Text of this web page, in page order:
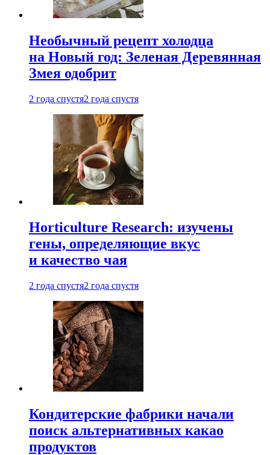
Необычный рецепт холодца
на Новый год: Зеленая Деревянная
Змея одобрит
2 года спустя2 года спустя
Horticulture Research: изучены
гены, определяющие вкус
и качество чая
2 года спустя2 года спустя
Кондитерские фабрики начали
поиск альтернативных какао
продуктов